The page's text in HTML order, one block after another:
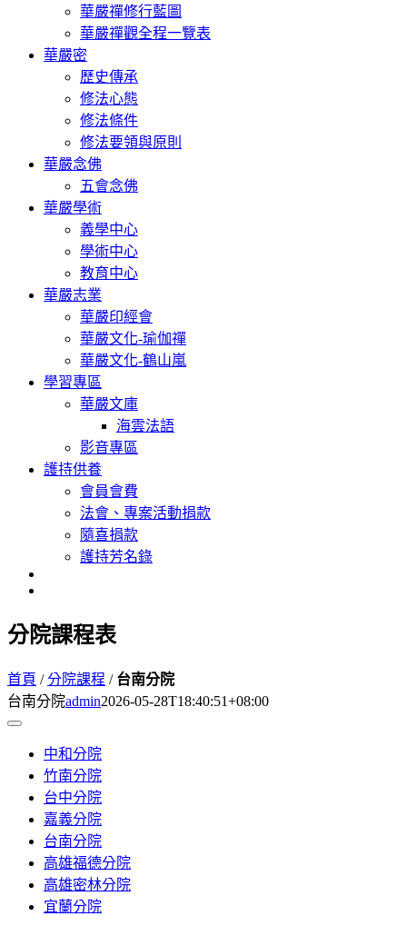
華嚴禪修行藍圖
華嚴禪觀全程一覽表
華嚴密
歷史傳承
修法心態
修法條件
修法要領與原則
華嚴念佛
五會念佛
華嚴學術
義學中心
學術中心
教育中心
華嚴志業
華嚴印經會
華嚴文化-瑜伽禪
華嚴文化-鶴山嵐
學習專區
華嚴文庫
海雲法語
影音專區
護持供養
會員會費
法會、專案活動捐款
隨喜捐款
護持芳名錄
分院課程表
首頁 /分院課程 / 台南分院
台南分院admin2026-05-28T18:40:51+08:00
Toggle
中和分院
竹南分院
台中分院
嘉義分院
台南分院
高雄福德分院
高雄密林分院
宜蘭分院